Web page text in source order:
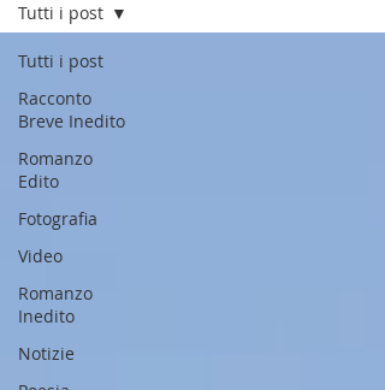
Tutti i post
Racconto
Breve Inedito
Romanzo
Edito
Fotografia
Video
Romanzo
Inedito
Notizie
Tutti i post